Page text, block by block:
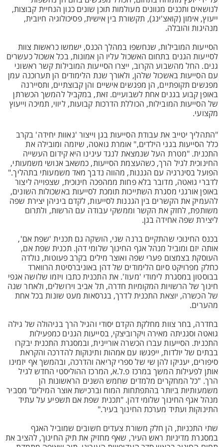
לנושאים ותכנים מגוונים מעולמות תוכן שונים כגון הנחיית קבוצות,
ייעוץ, אימון (קואצ'ינג), תקשורת בין אישית, פסיכולוגיה חיובית,
מנהיגות והובלה.
הסייעות המובילות, שנחשפו במהלך הכנס, ישמשו כראשות צוות
לסייעות הגנים בתחום האשכול עליו הן אמונות, בכל אשכול כעשרים
גנים. החל מהשבוע הקרוב, ייצרו הסייעות המובילות קשר ראשוני
עם הסייעות באשכול שלהן, ולאורך שנת הלימודים הן תערוכנה עמן
מפגשים תקופתיים, הן מפגשים אישיים והן קבוצתיים, ותסיירנה
באופן קבוע בגנים אחת לשבועיים. זאת, במקביל להמשך הכשרתן
של הסייעות המובילות, הכוללת הדרכות קבועות, ליווי, תמיכה וייעוץ
מקצועי.
"התהליך יטייב את עבודת הסייעות בגן וייצור 'גאוות יחידה' בקרב
כלל הסייעות בגני הילדים," אומרת גואטה, שיזמה ומובילה את
התכנית. "מטרת העל שנמצאת לנגד עינינו היא קידום העשייה
החינוכית לגיל הרך, כשהעצמת הסייעות, כמשאב אנושי משמעותי,
הפועל בסינרגיה עם הגננות, מהווה נדבך מאד משמעותי בתהליך."
לדברי גואטה, מדובר בלא פחות ממהפכה חינוכית, שצפוייה ליצור
באופן אורגני מסגרת השתייכות תומכת לסייעות באשכולות השונים,
להעמיק את הקשרים בין הגננות לסייעות, לקדם ביניהן יצירת שפה
משותפת, לחזק את הקשר וממשקי עבודה עם הרשות, ולתרום
ליצירת שפה אחידה בגן.
בכנס החינוכי שהתקיים ברנה שני, הושקה גם תכנית 'שפת אם',
אותה יזם ומוביל מנהל אגף החינוך שלומי דהן. תכנית שפת אם,
העוסקת בצמצום פערי שפה ואוצר מילים בקרב פעוטות, נולדה
כחלק מפרויקט סיום הלימודים של דהן באוניברסיטת הרווארד
בבוסטון במסגרת לימודי 'מעוז'. את התכנית כתבו ויזמו שלושה אגפי
חינוך של הרשויות המקומיות חדרה, תל אביב וירושלים, ולאחר שנה
של הכשרה, יוצאת התכנית לדרך, בגרסאות מעט שונות בכל אחת
מהערים.
בחדרה, בחר צוות מחלקת הקדם יסודי והגיל הרך בניהולה של גילה
גואטה וסגניתה מאירה ויקרוביצקי, בסייעות הגנים כמפעילות
התכנית. הסייעות עברו הכשרה אוריינית, ובמסגרת התכנית יבקרו
בבתים של יולדות, ייפגשו עם אמהות ותינוקות להדרכה והקראת
סיפורים, יעניקו להן שי של ספרי קריאה והדרכה, ובהמשך אף יזמינו
אותן לפעילות המשך במרכז פ.ל.א, המרכז ההוליסטי החדש לגיל
הרך. "כל המחקרים מלמדים שחמש השנים הראשונות הן
משמעותיות ביותר בהתפתחות המוח וברכישת אוצר המילים" מסביר
מנהל אגף החינוך שלומי דהן. "תכנית שפת אם תשפיע על עתיד
התינוקות ועתיד מערכת החינוך בעיר."
שתי התכניות, הן חלק משורת צעדים חשובים שמוביל האגף
במסגרת מדיניות ראש העיר, שאף מחזיק את תיק החינוך, להציב את